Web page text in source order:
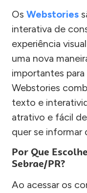
Os Webstories
interativa de
experiência
uma nova
importantes
Webstories
texto e
atrativo e fácil
quer se informar
Por Que
Sebrae/PR?
Ao acessar os